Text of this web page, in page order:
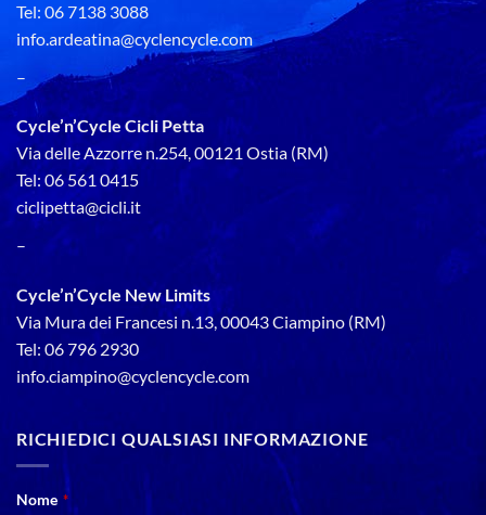
Tel: 06 7138 3088
info.ardeatina@cyclencycle.com
–
Cycle’n’Cycle Cicli Petta
Via delle Azzorre n.254, 00121 Ostia (RM)
Tel: 06 561 0415
ciclipetta@cicli.it
–
Cycle’n’Cycle New Limits
Via Mura dei Francesi n.13, 00043 Ciampino (RM)
Tel: 06 796 2930
info.ciampino@cyclencycle.com
RICHIEDICI QUALSIASI INFORMAZIONE
Nome *